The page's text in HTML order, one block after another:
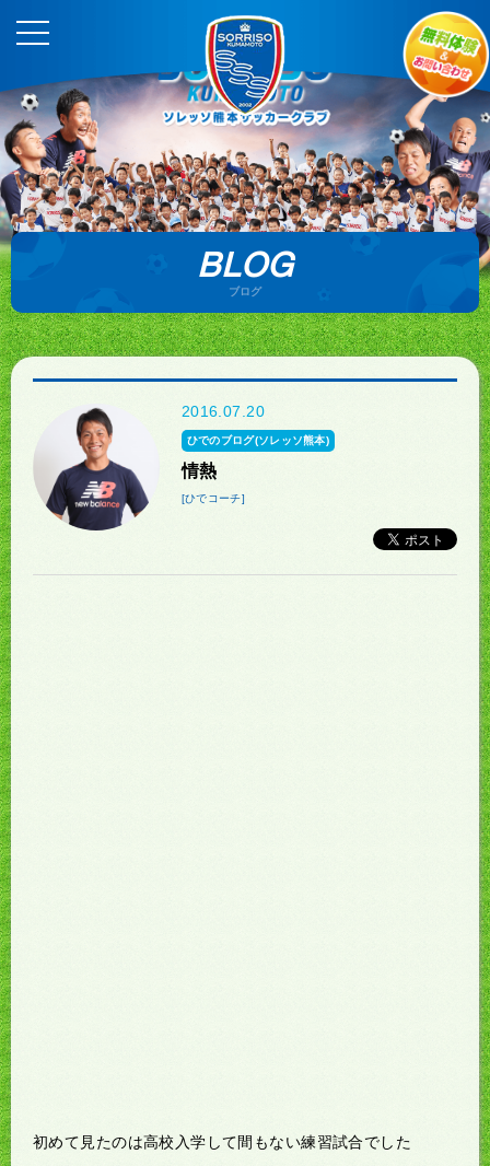
BLOG
ブログ
2016.07.20
ひでのブログ(ソレッソ熊本)
情熱
[ひでコーチ]
初めて見たのは高校入学して間もない練習試合でした